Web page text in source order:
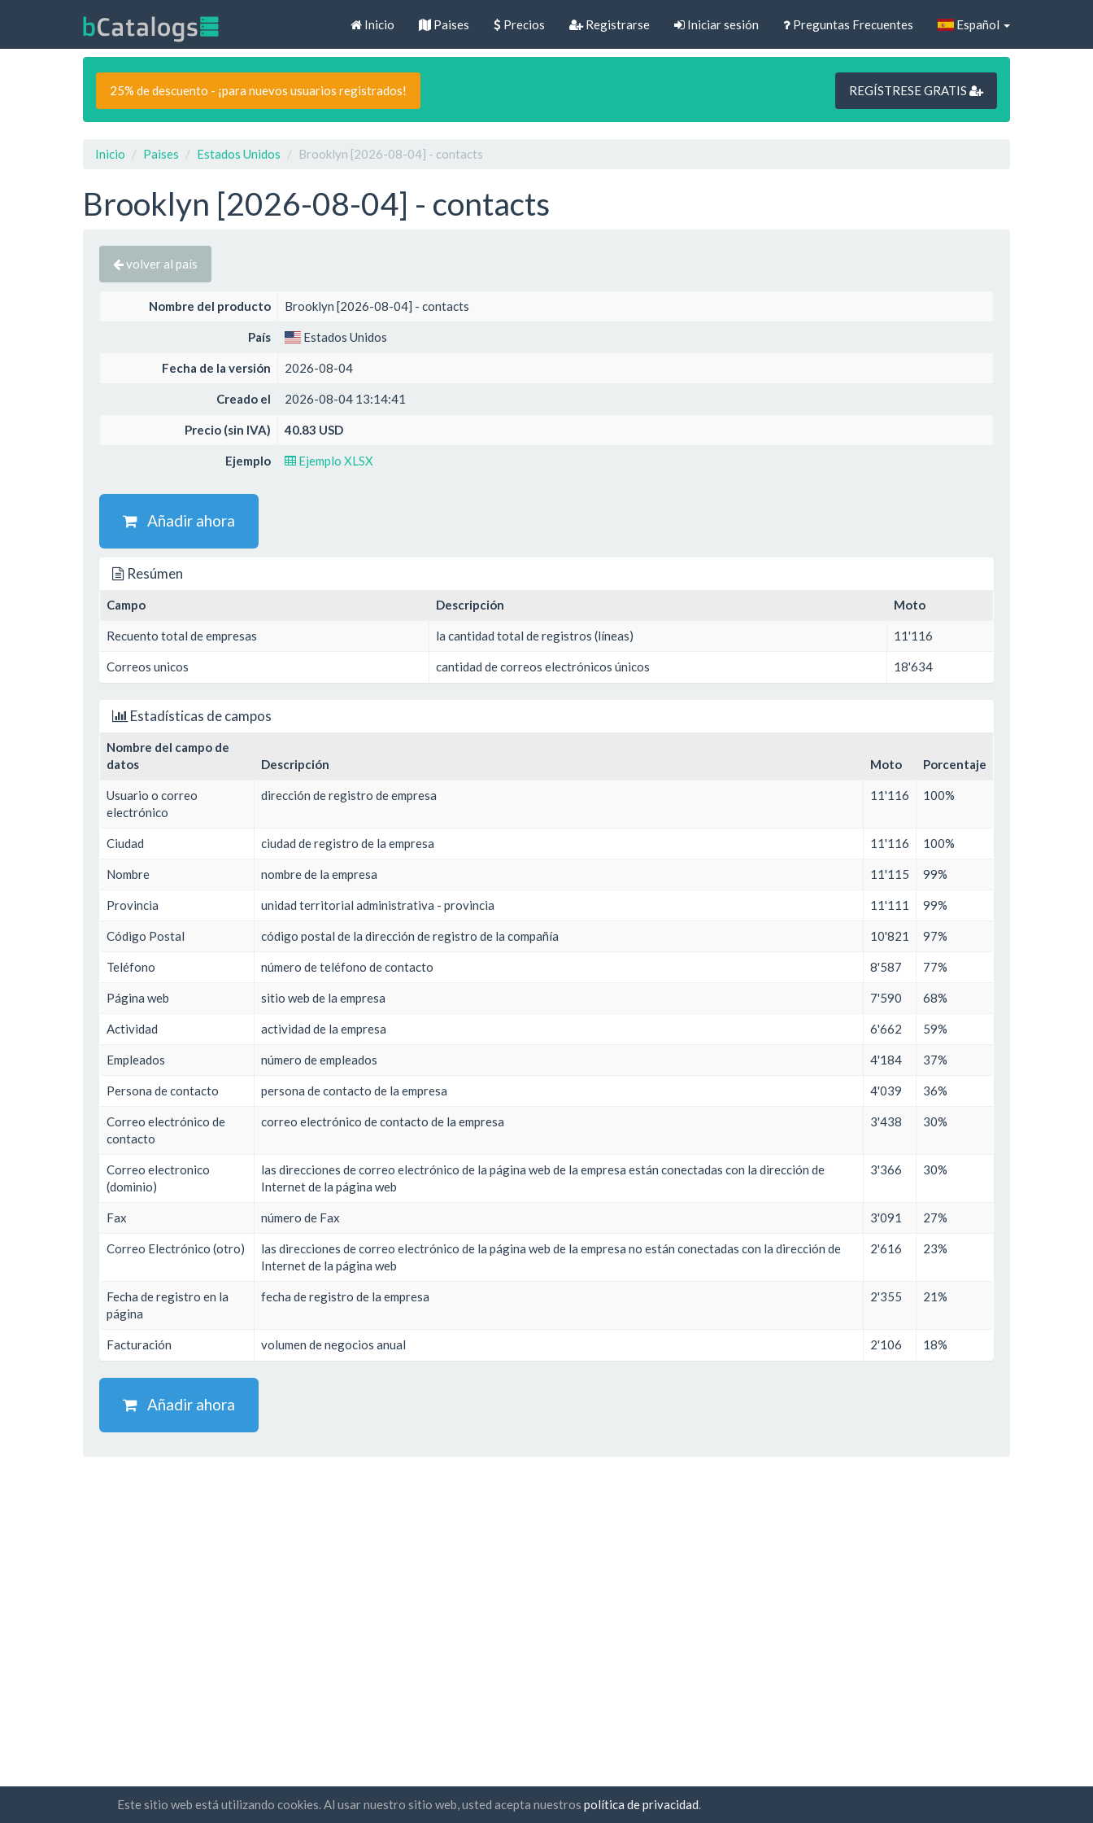
Inicio Paises Precios Registrarse Iniciar sesión Preguntas Frecuentes Español
25% de descuento - ¡para nuevos usuarios registrados! REGÍSTRESE GRATIS
Inicio Paises Estados Unidos Brooklyn [2026-08-04] - contacts
Brooklyn [2026-08-04] - contacts
volver al país
Nombre del producto Brooklyn [2026-08-04] - contacts
País Estados Unidos
Fecha de la versión 2026-08-04
Creado el 2026-08-04 13:14:41
Precio (sin IVA) 40.83 USD
Ejemplo Ejemplo XLSX
Añadir ahora
Resúmen
Campo Descripción Moto
Recuento total de empresas la cantidad total de registros (líneas) 11'116
Correos unicos cantidad de correos electrónicos únicos 18'634
Estadísticas de campos
Nombre del campo de
datos
Descripción Moto Porcentaje
Usuario o correo
electrónico
dirección de registro de empresa 11'116 100%
Ciudad ciudad de registro de la empresa 11'116 100%
Nombre nombre de la empresa 11'115 99%
Provincia unidad territorial administrativa - provincia 11'111 99%
Código Postal código postal de la dirección de registro de la compañía 10'821 97%
Teléfono número de teléfono de contacto 8'587 77%
Página web sitio web de la empresa 7'590 68%
Actividad actividad de la empresa 6'662 59%
Empleados número de empleados 4'184 37%
Persona de contacto persona de contacto de la empresa 4'039 36%
Correo electrónico de
contacto
correo electrónico de contacto de la empresa 3'438 30%
Correo electronico
(dominio)
las direcciones de correo electrónico de la página web de la empresa están conectadas con la dirección de
Internet de la página web
3'366 30%
Fax número de Fax 3'091 27%
Correo Electrónico (otro)
las direcciones de correo electrónico de la página web de la empresa no están conectadas con la dirección de
Internet de la página web
2'616 23%
Fecha de registro en la
página
fecha de registro de la empresa 2'355 21%
Facturación volumen de negocios anual 2'106 18%
Añadir ahora
Este sitio web está utilizando cookies. Al usar nuestro sitio web, usted acepta nuestrospolítica de privacidad